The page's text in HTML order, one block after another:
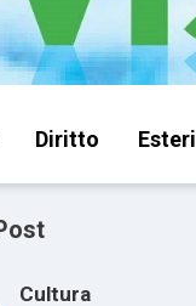
Diritto Esteri
Cultura